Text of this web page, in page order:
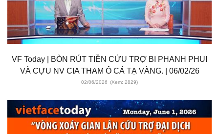
VF Today | BÒN RÚT TIỀN CỨU TRỢ BI PHANH PHUI
VÀ CỰU NV CIA THAM Ô CẢ TẠ VÀNG. | 06/02/26
02/06/2026 (Xem: 2829)